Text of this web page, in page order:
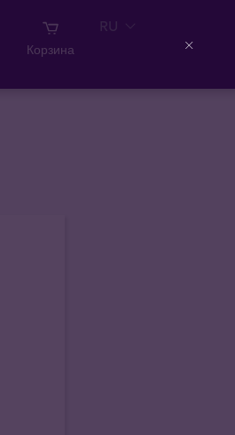
Корзина
RU
Close